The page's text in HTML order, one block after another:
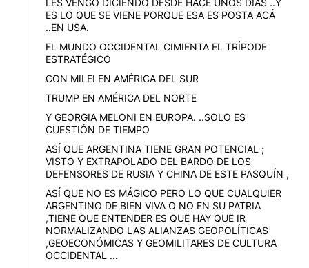
LES VENGO DICIENDO DESDE HACE UNOS DÍAS ..Y
ES LO QUE SE VIENE PORQUE ESA ES POSTA ACÁ
..EN USA.
EL MUNDO OCCIDENTAL CIMIENTA EL TRÍPODE
ESTRATÉGICO
CON MILEI EN AMÉRICA DEL SUR
TRUMP EN AMÉRICA DEL NORTE
Y GEORGIA MELONI EN EUROPA. ..SOLO ES
CUESTIÓN DE TIEMPO
ASÍ QUE ARGENTINA TIENE GRAN POTENCIAL ;
VISTO Y EXTRAPOLADO DEL BARDO DE LOS
DEFENSORES DE RUSIA Y CHINA DE ESTE PASQUÍN ,
ASÍ QUE NO ES MÁGICO PERO LO QUE CUALQUIER
ARGENTINO DE BIEN VIVA O NO EN SU PATRIA
,TIENE QUE ENTENDER ES QUE HAY QUE IR
NORMALIZANDO LAS ALIANZAS GEOPOLÍTICAS
,GEOECONÓMICAS Y GEOMILITARES DE CULTURA
OCCIDENTAL ...